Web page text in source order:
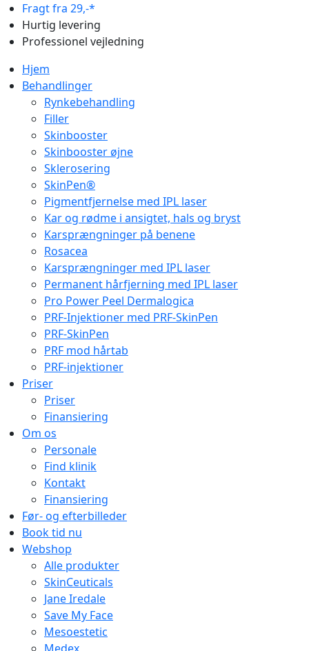
Fragt fra 29,-*
Hurtig levering
Professionel vejledning
Hjem
Behandlinger
Rynkebehandling
Filler
Skinbooster
Skinbooster øjne
Sklerosering
SkinPen®
Pigmentfjernelse med IPL laser
Kar og rødme i ansigtet, hals og bryst
Karsprængninger på benene
Rosacea
Karsprængninger med IPL laser
Permanent hårfjerning med IPL laser
Pro Power Peel Dermalogica
PRF-Injektioner med PRF-SkinPen
PRF-SkinPen
PRF mod hårtab
PRF-injektioner
Priser
Priser
Finansiering
Om os
Personale
Find klinik
Kontakt
Finansiering
Før- og efterbilleder
Book tid nu
Webshop
Alle produkter
SkinCeuticals
Jane Iredale
Save My Face
Mesoestetic